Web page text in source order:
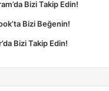
Bizi Takip Edin!
Bizi Beğenin!
Bizi Takip Edin!